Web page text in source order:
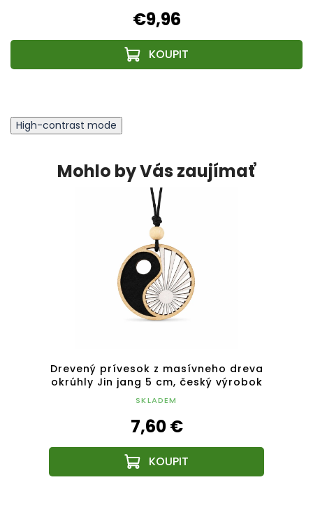
€9,96
High-contrast mode
Mohlo by Vás zaujímať
Drevený prívesok z masívneho dreva
okrúhly Jin jang 5 cm, český výrobok
SKLADEM
7,60 €